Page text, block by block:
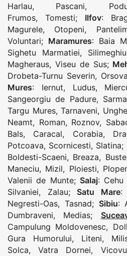
Harlau, Pascani,
Frumos, Tomesti; Ilfov:
Magurele, Otopeni,
Voluntari; Maramures: Baia
Sighetu Marmatiei, Silimeghiu
Magheraus, Viseu de Sus;
Drobeta-Turnu Severin, Orsova
Mures: Iernut, Ludus,
Sangeorgiu de Padure,
Targu Mures,Tarnaveni,
Neamt, Roman, Roznov,
Bals, Caracal, Corabia,
Potcoava, Scornicesti, Slatina;
Boldesti-Scaeni, Breaza,
Maneciu, Mizil, Ploiesti,
Valenii de Munte; Salaj: Cehu
Silvaniei, Zalau; Satu Mare:
Negresti-Oas, Tasnad; Sibiu:
Dumbraveni, Medias;
Campulung Moldovenesc,
Gura Humorului, Liteni,
Solca,Vatra Dornei,